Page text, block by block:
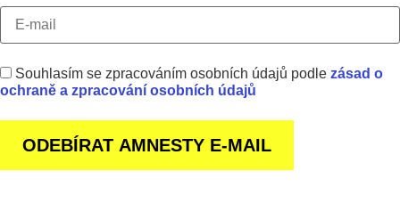
Souhlasím se zpracováním osobních údajů podle zásad o
ochraně a zpracování osobních údajů